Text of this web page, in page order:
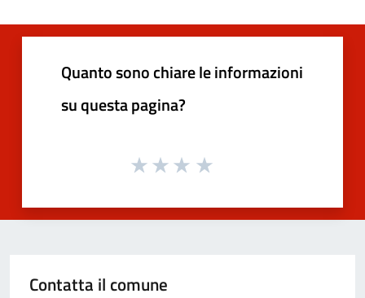
Quanto sono chiare le informazioni
su questa pagina?
Contatta il comune